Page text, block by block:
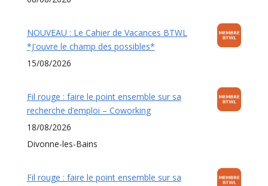
NOUVEAU : Le Cahier de Vacances BTWL
*J'ouvre le champ des possibles*
15/08/2026
Fil rouge : faire le point ensemble sur sa
recherche d’emploi – Coworking
18/08/2026
Divonne-les-Bains
Fil rouge : faire le point ensemble sur sa